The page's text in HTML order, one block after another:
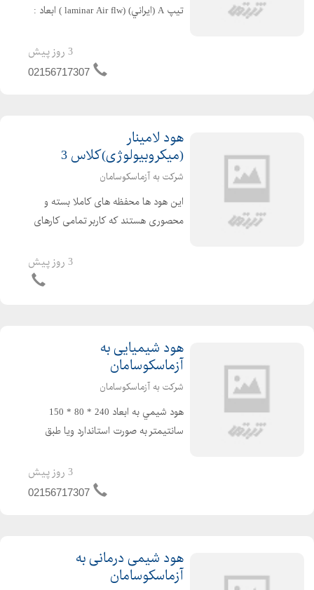
تيپ A (ايراني) (laminar Air flw ) ابعاد :
80 دوقسمتی اسكلت : از پروفيل فولادي
3 روز پیش
02156717307
هود لامینار
(میکروبیولوژی)کلاس 3
شرکت به آزماسکوسامان
این هود ها محفظه های کاملا بسته و
محصوری هستند که کاربر تمامی کارهای
غیر قابل نفوذی که در جلوی دستگاه
تعبیه شده است انجام می دهد . این هود
3 روز پیش
هود شیمیایی به
آزماسکوسامان
شرکت به آزماسکوسامان
هود شيمي به ابعاد 240 * 80 * 150
سانتیمتر به صورت استاندارد ویا طبق
اسكلت : پروفيل فولادي استاندارد گریدA
3 روز پیش
02156717307
هود شیمی درمانی به
آزماسکوسامان